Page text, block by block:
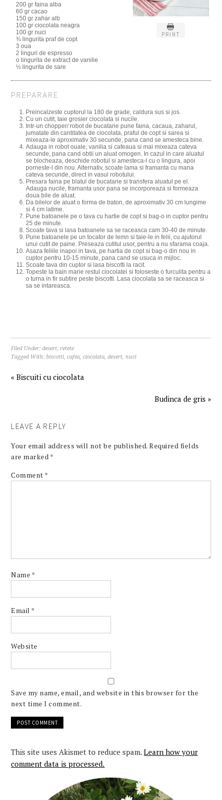
PRINT
200 gr faina alba
60 gr cacao
150 gr zahar alb
100 gr ciocolata neagra
100 gr nuci
¾ lingurita praf de copt
3 oua
2 linguri de espresso
o lingurita de extract de vanilie
½ lingurita de sare
PREPARARE
Preincalzeste cuptorul la 180 de grade, caldura sus si jos.
Cu un cutit, taie grosier ciocolata si nucile.
Intr-un chopper/ robot de bucatarie pune faina, cacaua, zaharul,
jumatate din cantitatea de ciocolata, praful de copt si sarea si
mixeaza-le aproximativ 30 secunde, pana cand se amesteca bine.
Adauga in robot ouale, vanilia si cafeaua si mai mixeaza cateva
secunde, pana cand obtii un aluat omogen. In cazul in care aluatul
se blocheaza, deschide robotul si amesteca-l cu o lingura, apoi
porneste-l din nou. Alternativ, scoate lama si framanta cu mana
cateva secunde, direct in vasul robotului.
Presara faina pe blatul de bucatarie si transfera aluatul pe el.
Adauga nucile, framanta usor pana se incorporeaza si formeaza
doua bile de aluat.
Da bilelor de aluat o forma de baton, de aproximativ 30 cm lungime
si 4 cm latime.
Pune batoanele pe o tava cu hartie de copt si bag-o in cuptor pentru
25 de minute.
Scoate tava si lasa batoanele sa se raceasca cam 30-40 de minute.
Pune batoanele pe un tocator de lemn si taie-le in felii, cu ajutorul
unui cutit de paine. Preseaza cutitul usor, pentru a nu sfarama coaja.
Asaza feliile inapoi in tava, pe hartia de copt si bag-o din nou in
cuptor pentru 10-15 minute, pana cand se usuca in mijloc.
Scoate tava din cuptor si lasa biscotti la racit.
Topeste la bain marie restul ciocolatei si foloseste o furculita pentru a
o turna in fir subtire peste biscotti. Lasa ciocolata sa se raceasca si
sa se intareasca.
Filed Under:desert retete
Tagged With:biscotti ,cafea ,ciocolata ,desert nuci
« Biscuiti cu ciocolata
Budinca de gris »
LEAVE A REPLY
Your email address will not be published. Required fields
are marked *
Comment *
Name *
Email *
Website
Save my name, email, and website in this browser for the
next time I comment.
This site uses Akismet to reduce spam.Learn how your
comment data is processed.